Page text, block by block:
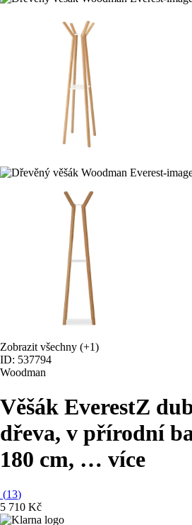
Zobrazit všechny (+1)
ID: 537794
Woodman
Věšák EverestZ
dřeva, v přírodní
180 cm, … více
(13)
5 710 Kč